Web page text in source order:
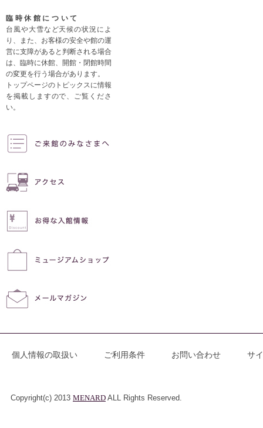
臨時休館について
台風や大雪など天候の状況によ
り、また、お客様の安全や館の運
営に支障があると判断される場合
は、臨時に休館、開館・閉館時間
の変更を行う場合があります。
トップページのトピックスに情報
を掲載しますので、ご覧くださ
い。
個人情報の取扱い ご利用条件 お問い合わせ サ
Copyright(c) 2013 MENARD ALL Rights Reserved.